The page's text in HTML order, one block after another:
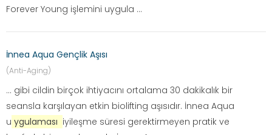
Forever Young işlemini uygula ...
İnnea Aqua Gençlik Aşısı
(Anti-Aging)
... gibi cildin birçok ihtiyacını ortalama 30 dakikalık bir
seansla karşılayan etkin biolifting aşısıdır. İnnea Aqua
u ygulaması iyileşme süresi gerektirmeyen pratik ve